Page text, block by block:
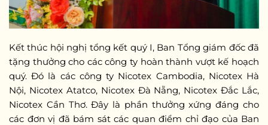
Kết thúc hội nghị tổng kết quý I, Ban Tổng giám đốc đã
tặng thưởng cho các công ty hoàn thành vượt kế hoạch
quý. Đó là các công ty Nicotex Cambodia, Nicotex Hà
Nội, Nicotex Atatco, Nicotex Đà Nẵng, Nicotex Đắc Lắc,
Nicotex Cần Thơ. Đây là phần thưởng xứng đáng cho
các đơn vị đã bám sát các quan điểm chỉ đạo của Ban